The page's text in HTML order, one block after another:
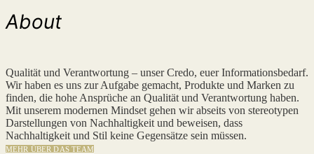
About
Qualität und Verantwortung – unser Credo, euer Informationsbedarf.
Wir haben es uns zur Aufgabe gemacht, Produkte und Marken zu
finden, die hohe Ansprüche an Qualität und Verantwortung haben.
Mit unserem modernen Mindset gehen wir abseits von stereotypen
Darstellungen von Nachhaltigkeit und beweisen, dass
Nachhaltigkeit und Stil keine Gegensätze sein müssen.
MEHR ÜBER DAS TEAM